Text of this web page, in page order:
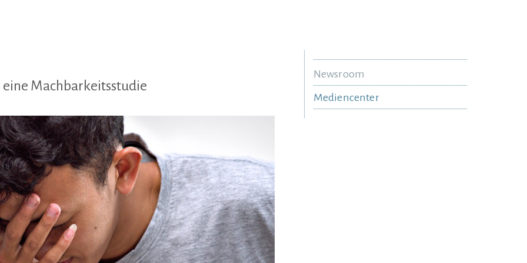
Machbarkeitsstudie
Newsroom
Mediencenter